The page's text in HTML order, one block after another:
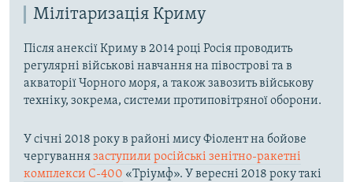
Мілітаризація Криму
Після анексії Криму в 2014 році Росія проводить
регулярні військові навчання на півострові та в
акваторії Чорного моря, а також завозить військову
техніку, зокрема, системи протиповітряної оборони.
У січні 2018 року в районі мису Фіолент на бойове
чергуваннязаступили російські зенітно-ракетні
комплекси С-400 «Тріумф». У вересні 2018 року такі